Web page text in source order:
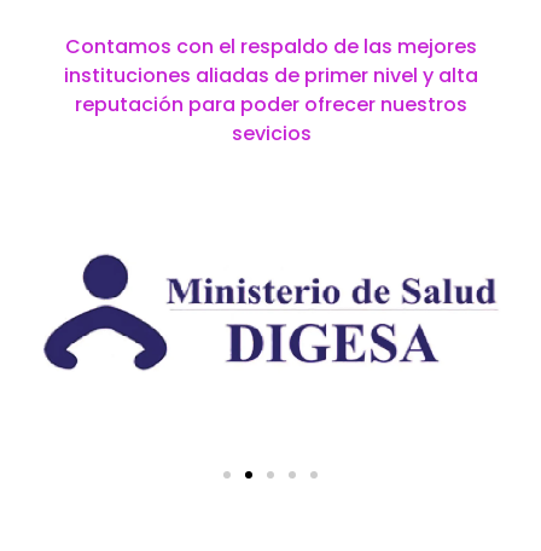
Contamos con el respaldo de las mejores
instituciones aliadas de primer nivel y alta
reputación para poder ofrecer nuestros
sevicios